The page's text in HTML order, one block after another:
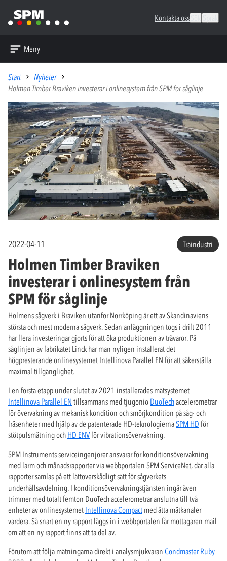
Kontakta oss
Meny
Start
Nyheter
Holmen Timber Braviken investerar i onlinesystem från SPM för såglinje
2022-04-11 Träindustri
Holmen Timber Braviken
investerar i onlinesystem från
SPM för såglinje
Holmens sågverk i Braviken utanför Norrköping är ett av Skandinaviens
största och mest moderna sågverk. Sedan anläggningen togs i drift 2011
har flera investeringar gjorts för att öka produktionen av trävaror. På
såglinjen av fabrikatet Linck har man nyligen installerat det
högpresterande onlinesystemet Intellinova Parallel EN för att säkerställa
maximal tillgänglighet.
I en första etapp under slutet av 2021 installerades mätsystemet
Intellinova Parallel EN tillsammans med tjugonio DuoTechaccelerometrar
för övervakning av mekanisk kondition och smörjkondition på såg- och
fräsenheter med hjälp av de patenterade HD-teknologiernaSPM HD för
stötpulsmätning och HD ENVför vibrationsövervakning.
SPM Instruments serviceingenjörer ansvarar för konditionsövervakning
med larm och månadsrapporter via webbportalen SPM ServiceNet, där alla
rapporter samlas på ett lättöverskådligt sätt för sågverkets
underhållsavdelning. I konditionsövervakningstjänsten ingår även
trimmer med totalt femton DuoTech accelerometrar anslutna till två
enheter av onlinesystemet Intellinova Compact med åtta mätkanaler
vardera. Så snart en ny rapport läggs in i webbportalen får mottagaren mail
om att en ny rapport finns att ta del av.
Förutom att följa mätningarna direkt i analysmjukvaran Condmaster Ruby